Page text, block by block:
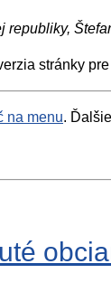
stránky
na menu.